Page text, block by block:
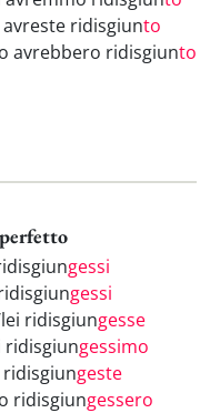
ridisgiunto
avrebbero ridisgiunto
gessi
gessi
ridisgiungesse
ridisgiungessimo
geste
ridisgiungessero